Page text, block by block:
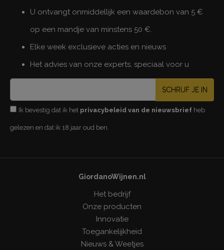
U ontvangt onmiddellijk een waardebon van 5 €
op een mandje van minstens 50 €.
Elke week exclusieve acties en nieuws
Het advies van onze experts, speciaal voor u
SCHRIJF JE IN
Ik bevestig dat ik het privacybeleid van de nieuwsbrief heb
gelezen en dat ik 18 jaar oud ben.
GiordanoWijnen.nl
Het bedrijf
Onze producten
Innovatie
Toegankelijkheid
Nieuws & Weetjes